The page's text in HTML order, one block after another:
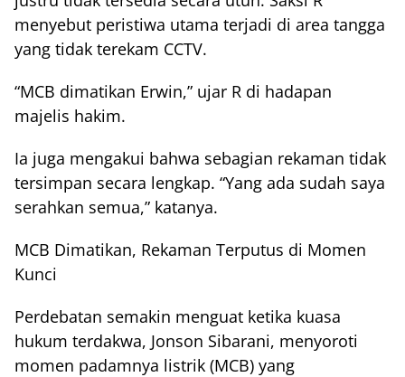
menyebut peristiwa utama terjadi di area tangga
yang tidak terekam CCTV.
“MCB dimatikan Erwin,” ujar R di hadapan
majelis hakim.
Ia juga mengakui bahwa sebagian rekaman tidak
tersimpan secara lengkap. “Yang ada sudah saya
serahkan semua,” katanya.
MCB Dimatikan, Rekaman Terputus di Momen
Kunci
Perdebatan semakin menguat ketika kuasa
hukum terdakwa, Jonson Sibarani, menyoroti
momen padamnya listrik (MCB) yang